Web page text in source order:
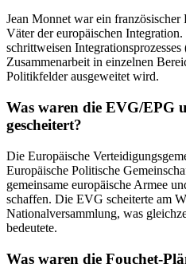
Jean Monnet war ein
Väter der europäischen
schrittweisen
Zusammenarbeit in einzelnen
Politikfelder ausgeweitet wird.
Was waren die EVG/EPG
gescheitert?
Die Europäische
Europäische Politische
gemeinsame europäische Armee
schaffen. Die EVG scheiterte am
Nationalversammlung, was
bedeutete.
Was waren die Fouchet-